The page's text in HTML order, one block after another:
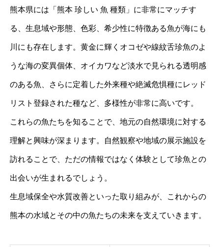
熊本県には「熊本 珍しい 魚 種類」に非常にマッチす
る、生息域や形態、色彩、希少性に特徴ある魚が海にも
川にも存在します。黄金に輝くオコゼや線紋舌珍魚のよ
うな海の変異個体、オイカワなど淡水で見られる透明感
のある魚、さらに定着した外来種や絶滅危惧種にレッド
リスト登録された種など、多様性が非常に高いです。
これらの魚たちを知ることで、地元の自然環境に対する
理解と興味が深まります。自然観察や地域の展示施設を
訪れることで、ただの情報ではなく体験として珍魚との
出会いが生まれるでしょう。
生息域保全や水質改善といった取り組みが、これからの
熊本の水域とその中の魚たちの未来を支えていきます。